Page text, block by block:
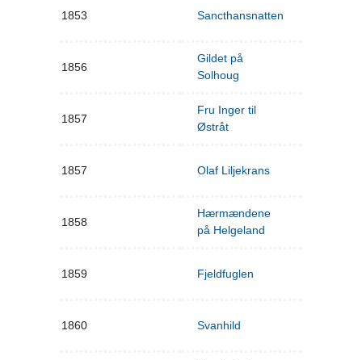
1853 Sancthansnatten
1856
Gildet på
Solhoug
1857
Fru Inger til
Østråt
1857 Olaf Liljekrans
1858
Hærmændene
på Helgeland
1859 Fjeldfuglen
1860 Svanhild